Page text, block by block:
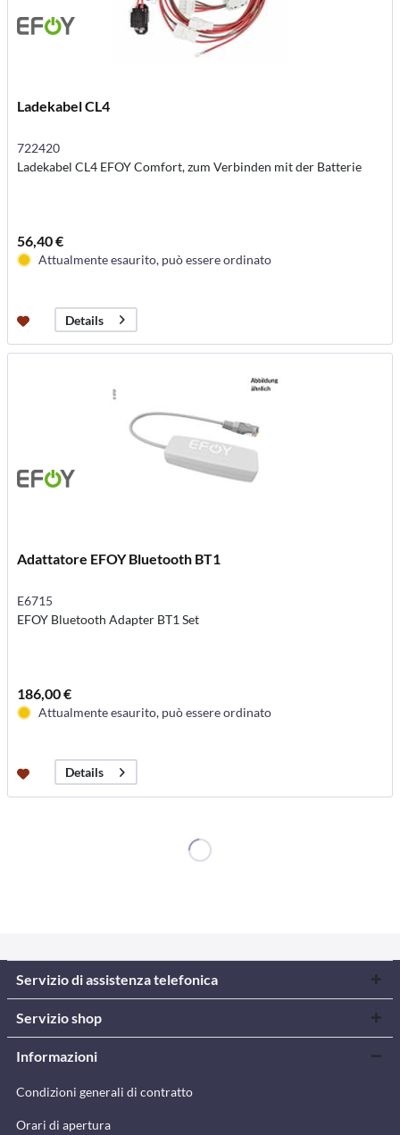
Ladekabel CL4
722420
Ladekabel CL4 EFOY Comfort, zum Verbinden mit der Batterie
56,40 €
Attualmente esaurito, può essere ordinato
Details
Adattatore EFOY Bluetooth BT1
E6715
EFOY Bluetooth Adapter BT1 Set
186,00 €
Attualmente esaurito, può essere ordinato
Details
Servizio di assistenza telefonica
Servizio shop
Informazioni
Condizioni generali di contratto
Orari di apertura